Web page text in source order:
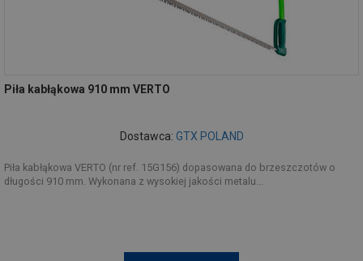
Piła kabłąkowa 910 mm VERTO
Dostawca: GTX POLAND
Piła kabłąkowa VERTO (nr ref. 15G156) dopasowana do brzeszczotów o
długości 910 mm. Wykonana z wysokiej jakości metalu...